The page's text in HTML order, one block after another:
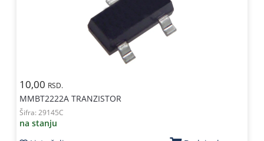
10,00 RSD.
MMBT2222A TRANZISTOR
Šifra: 29145C
na stanju